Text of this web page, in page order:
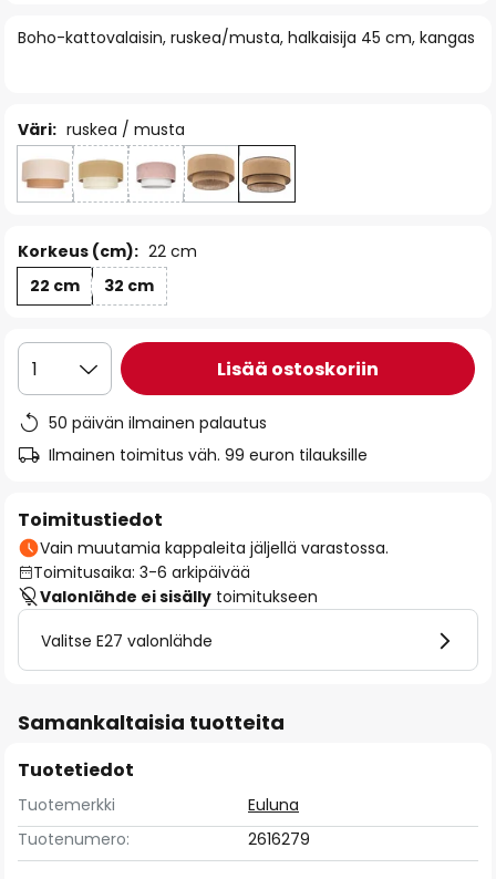
the
Boho-kattovalaisin, ruskea/musta, halkaisija 45 cm, kangas
Väri: ruskea / musta
Korkeus (cm): 22 cm
22 cm
32 cm
1 Lisää ostoskoriin
50 päivän ilmainen palautus
Ilmainen toimitus väh. 99 euron tilauksille
Toimitustiedot
Vain muutamia kappaleita jäljellä varastossa.
Toimitusaika: 3-6 arkipäivää
Valonlähde ei sisälly toimitukseen
Valitse E27 valonlähde
Samankaltaisia tuotteita
Tuotetiedot
Tuotemerkki
Euluna
Tuotenumero:
2616279